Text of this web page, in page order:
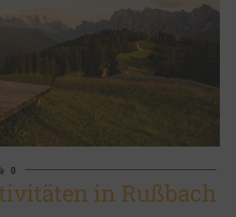
0
in Rußbach